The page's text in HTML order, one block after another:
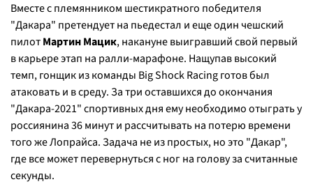
Вместе с племянником шестикратного победителя
"Дакара" претендует на пьедестал и еще один чешский
пилотМартин Мацик, накануне выигравший свой первый
в карьере этап на ралли-марафоне. Нащупав высокий
темп, гонщик из команды Big Shock Racing готов был
атаковать и в среду. За три оставшихся до окончания
"Дакара-2021" спортивных дня ему необходимо отыграть у
россиянина 36 минут и рассчитывать на потерю времени
того же Лопрайса. Задача не из простых, но это "Дакар",
где все может перевернуться с ног на голову за считанные
секунды.